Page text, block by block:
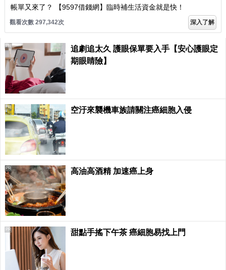
帳單又來了？ 【9597借錢網】臨時補生活資金就是快！
觀看次數 297,342次 深入了解
追劇追太久 護眼保單要入手【安心護眼定
期眼睛險】
PR
空汙來襲機車族請關注癌細胞入侵
PR
高油高酒精 加速癌上身
PR
甜點手搖下午茶 癌細胞易找上門
PR